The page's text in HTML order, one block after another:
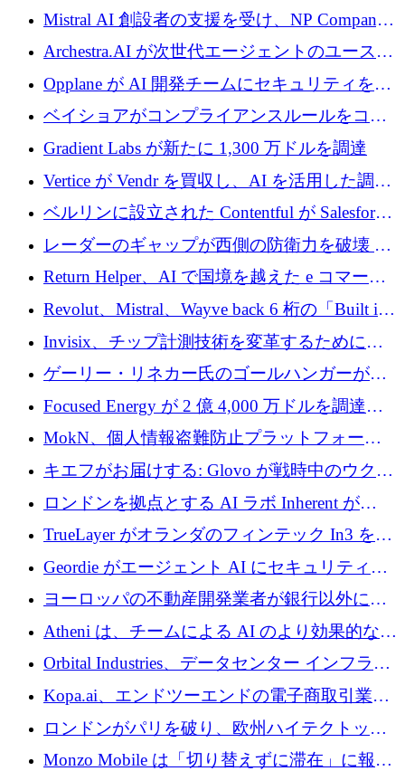
億ドルの評価額で1億5,000万ドルのシリーズD
Mistral AI 創設者の支援を受け、NP Company
がエンジニアリング向け AI を推進するために
600 万ユーロのプレシードを確保
Archestra.AI が次世代エージェントのユースケ
ースを実現するために 1,000 万ドルを調達
Opplane が AI 開発チームにセキュリティをも
たらすために 450 万ユーロを調達
ベイショアがコンプライアンスルールをコー
ド化するために800万ドルを調達
Gradient Labs が新たに 1,300 万ドルを調達
Vertice が Vendr を買収し、AI を活用した調達
インテリジェンス プラットフォームを構築
ベルリンに設立された Contentful が Salesforce
に買収される
レーダーのギャップが西側の防衛力を破壊 —
そしてベルリンのチップスタートアップがそ
れを埋める
Return Helper、AI で国境を越えた e コマース
の返品を利益に変えるシリーズ A で 400 万ド
ルを調達
Revolut、Mistral、Wayve back 6 桁の「Built in
Europe」キャンペーン
Invisix、チップ計測技術を変革するために
2,000 万ユーロのシードラウンドを完了
ゲーリー・リネカー氏のゴールハンガーがVC
事業を開始
Focused Energy が 2 億 4,000 万ドルを調達、
TrueLayer が In3 を買収、ロンドンが首位の座
を奪還
MokN、個人情報盗難防止プラットフォーム
の成長のためにシリーズ A で 1,500 万ドルを
調達
キエフがお届けする: Glovo が戦時中のウクラ
イナで最も急速に成長する市場の 1 つをどの
ように拡大したか
ロンドンを拠点とする AI ラボ Inherent が
5,000 万ドルの資金調達でステルスから浮上
TrueLayer がオランダのフィンテック In3 を買
収、チェックアウト時にクレジットを提供
Geordie がエージェント AI にセキュリティと
ガバナンスをもたらすために 3,000 万ドルを
ヨーロッパの不動産開発業者が銀行以外にも
目を向けているため、InRentoの資金調達額は
1億ユーロを突破
Atheni は、チームによる AI のより効果的な使
用を支援するために 35 万ポンドを確保
Orbital Industries、データセンター インフラス
トラクチャ システムの拡張に 5,000 万ドルを
確保
Kopa.ai、エンドツーエンドの電子商取引業務
用の AI エージェントを構築するために 200
万ユーロを調達
ロンドンがパリを破り、欧州ハイテクトップ
の座を奪還
Monzo Mobile は「切り替えずに滞在」に報酬